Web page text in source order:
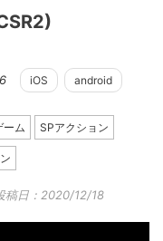
iOS android
ーム SPアクション
稿日：2020/12/18